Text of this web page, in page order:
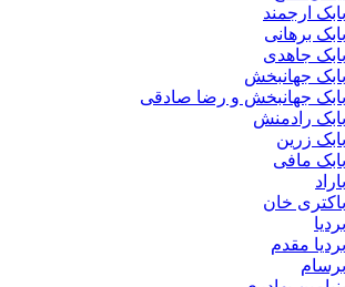
و رضا صادقی